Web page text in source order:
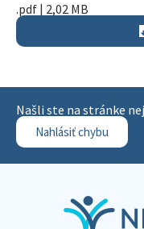
.pdf | 2,02 MB
Našli ste na stránke
Nahlásiť chybu